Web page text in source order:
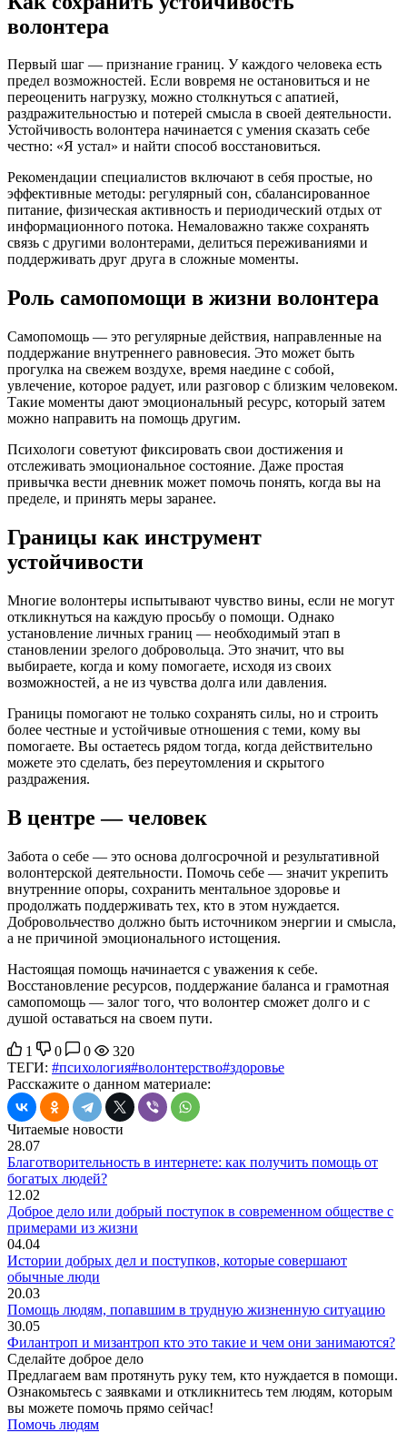
волонтера
Первый шаг — признание границ. У каждого человека есть
предел возможностей. Если вовремя не остановиться и не
переоценить нагрузку, можно столкнуться с апатией,
раздражительностью и потерей смысла в своей деятельности.
Устойчивость волонтера начинается с умения сказать себе
честно: «Я устал» и найти способ восстановиться.
Рекомендации специалистов включают в себя простые, но
эффективные методы: регулярный сон, сбалансированное
питание, физическая активность и периодический отдых от
информационного потока. Немаловажно также сохранять
связь с другими волонтерами, делиться переживаниями и
поддерживать друг друга в сложные моменты.
Роль самопомощи в жизни волонтера
Самопомощь — это регулярные действия, направленные на
поддержание внутреннего равновесия. Это может быть
прогулка на свежем воздухе, время наедине с собой,
увлечение, которое радует, или разговор с близким человеком.
Такие моменты дают эмоциональный ресурс, который затем
можно направить на помощь другим.
Психологи советуют фиксировать свои достижения и
отслеживать эмоциональное состояние. Даже простая
привычка вести дневник может помочь понять, когда вы на
пределе, и принять меры заранее.
Границы как инструмент
устойчивости
Многие волонтеры испытывают чувство вины, если не могут
откликнуться на каждую просьбу о помощи. Однако
установление личных границ — необходимый этап в
становлении зрелого добровольца. Это значит, что вы
выбираете, когда и кому помогаете, исходя из своих
возможностей, а не из чувства долга или давления.
Границы помогают не только сохранять силы, но и строить
более честные и устойчивые отношения с теми, кому вы
помогаете. Вы остаетесь рядом тогда, когда действительно
можете это сделать, без переутомления и скрытого
раздражения.
В центре — человек
Забота о себе — это основа долгосрочной и результативной
волонтерской деятельности. Помочь себе — значит укрепить
внутренние опоры, сохранить ментальное здоровье и
продолжать поддерживать тех, кто в этом нуждается.
Добровольчество должно быть источником энергии и смысла,
а не причиной эмоционального истощения.
Настоящая помощь начинается с уважения к себе.
Восстановление ресурсов, поддержание баланса и грамотная
самопомощь — залог того, что волонтер сможет долго и с
душой оставаться на своем пути.
1 0 0
320
ТЕГИ: #психология#волонтерство#здоровье
Расскажите о данном материале:
Читаемые новости
28.07
Благотворительность в интернете: как получить помощь от
богатых людей?
12.02
Доброе дело или добрый поступок в современном обществе с
примерами из жизни
04.04
Истории добрых дел и поступков, которые совершают
обычные люди
20.03
Помощь людям, попавшим в трудную жизненную ситуацию
30.05
Филантроп и мизантроп кто это такие и чем они занимаются?
Сделайте доброе дело
Предлагаем вам протянуть руку тем, кто нуждается в помощи.
Ознакомьтесь с заявками и откликнитесь тем людям, которым
вы можете помочь прямо сейчас!
Помочь людям